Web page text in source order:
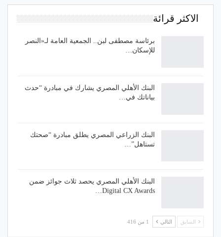
الاكثر قرائة
برئاسة مصطفى لبن.. الجمعية العامة لـ«النصر
للإسكان…
البنك الأهلي المصري يشارك في مبادرة “حدث
بياناتك في…
البنك الزراعي المصري يطلق مبادرة “صحتك
تستاهل”…
البنك الأهلي المصري يحصد ثلاث جوائز ضمن
Digital CX Awards…
السابق التالي 1 من 416